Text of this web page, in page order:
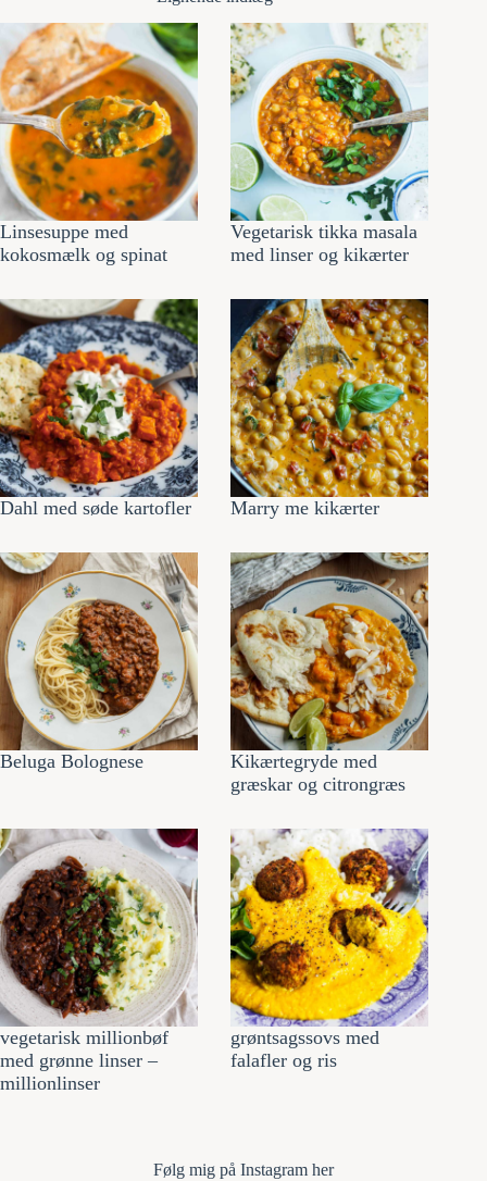
Linsesuppe med
kokosmælk og spinat
Vegetarisk tikka masala
med linser og kikærter
Dahl med søde kartofler Marry me kikærter
Beluga Bolognese
Kikærtegryde med
græskar og citrongræs
vegetarisk millionbøf
med grønne linser –
millionlinser
grøntsagssovs med
falafler og ris
Følg mig på Instagram her